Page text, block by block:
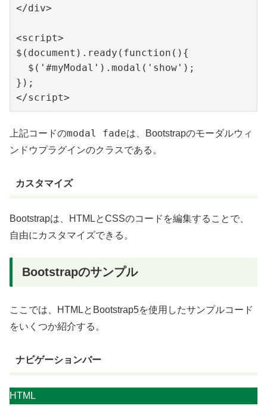
</div>
<script>
$( document ).ready( function ( ) {
  $(
'#myModal' ).modal( 'show' );
</script>
上記コードのmodal fadeは、Bootstrapのモーダルウィ
ンドウプラグインのクラスである。
カスタマイズ
Bootstrapは、HTMLとCSSのコードを編集することで、
自由にカスタマイズできる。
Bootstrapのサンプル
ここでは、HTMLとBootstrap5を使用したサンプルコード
をいくつか紹介する。
ナビゲーションバー
HTML